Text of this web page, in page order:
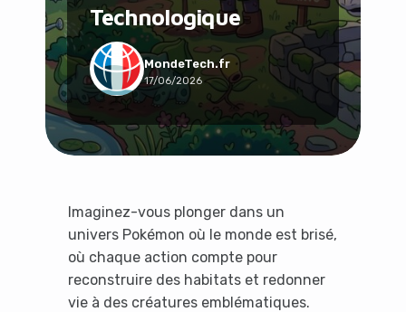
Technologique
MondeTech.fr
17/06/2026
Imaginez-vous plonger dans un
univers Pokémon où le monde est brisé,
où chaque action compte pour
reconstruire des habitats et redonner
vie à des créatures emblématiques.
Social & Communauté
Tech & Développement
Travail & Productivité
Voyage